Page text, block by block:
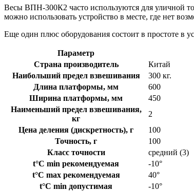
Весы ВПН-300К2 часто используются для уличной
можно использовать устройство в месте, где нет
Еще один плюс оборудования состоит в простоте в
Параметр
Страна производитель
Китай
Наибольший предел взвешивания
300 кг.
Длина платформы, мм
600
Ширина платформы, мм
450
Наименьший предел взвешивания,
кг
2
Цена деления (дискретность), г
100
Точность, г
100
Класс точности
средний (3)
t°C min рекомендуемая
-10°
t°C max рекомендуемая
40°
t°C min допустимая
-10°